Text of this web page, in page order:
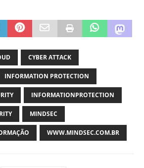
CYBER ATTACK
INFORMATION PROTECTION
INFORMATIONPROTECTION
MINDSEC
WWW.MINDSEC.COM.BR